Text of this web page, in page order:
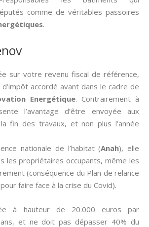
comme de véritables passoires
.
sur votre revenu fiscal de référence,
accordé avant dans le cadre de
Energétique. Contrairement à
l’avantage d’être envoyée aux
fin des travaux, et non plus l’année
nationale de l’habitat (Anah), elle
les propriétaires occupants, même les
(conséquence du Plan de relance
faire face à la crise du Covid).
à hauteur de 20.000 euros par
et ne doit pas dépasser 40% du